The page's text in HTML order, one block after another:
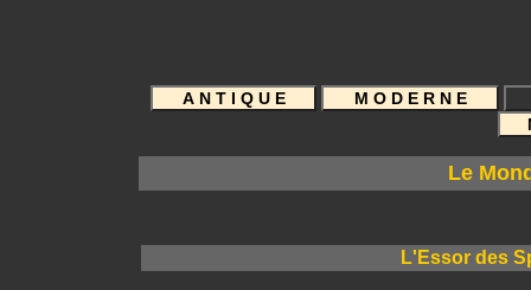
Le
L'Essor des